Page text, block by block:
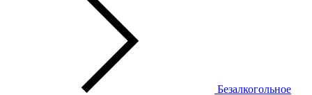
Безалкогольное